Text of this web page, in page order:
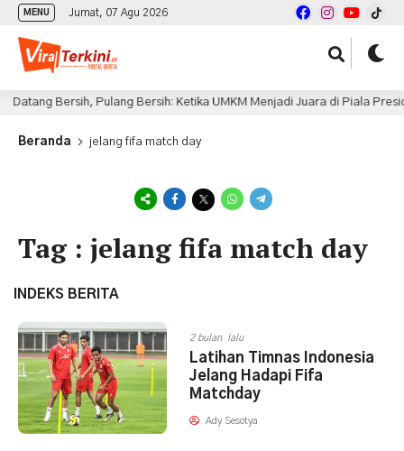
MENU Jumat, 07 Agu 2026
Datang Bersih, Pulang Bersih: Ketika UMKM Menjadi Juara di Piala
Beranda jelang fifa match day
Tag : jelang fifa match day
INDEKS BERITA
2 bulan lalu
Latihan Timnas Indonesia
Jelang Hadapi Fifa
Matchday
Ady Sesotya